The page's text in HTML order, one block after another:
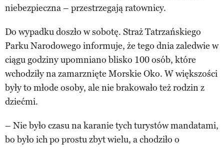
niebezpieczna – przestrzegają ratownicy.
Do wypadku doszło w sobotę. Straż Tatrzańskiego
Parku Narodowego informuje, że tego dnia zaledwie w
ciągu godziny upomniano blisko 100 osób, które
wchodziły na zamarznięte Morskie Oko. W większości
były to młode osoby, ale nie brakowało też rodzin z
dziećmi.
– Nie było czasu na karanie tych turystów mandatami,
bo było ich po prostu zbyt wielu, a chodziło o